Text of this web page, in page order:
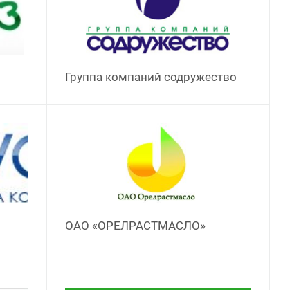
Группа компаний содружество
ОАО «ОРЕЛРАСТМАСЛО»